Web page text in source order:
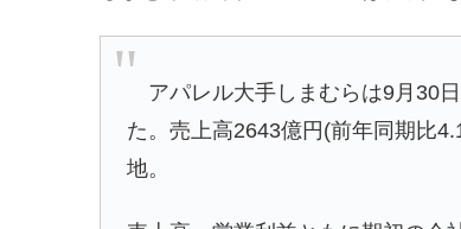
アパレル大手しまむらは9月30
た。売上高2643億円(前年同期比
地。